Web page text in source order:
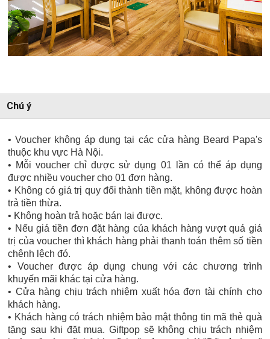
Chú ý
• Voucher không áp dụng tại các cửa hàng Beard Papa's
thuộc khu vực Hà Nội.
• Mỗi voucher chỉ được sử dụng 01 lần có thể áp dụng
được nhiều voucher cho 01 đơn hàng.
• Không có giá trị quy đổi thành tiền mặt, không được hoàn
trả tiền thừa.
• Không hoàn trả hoặc bán lại được.
• Nếu giá tiền đơn đặt hàng của khách hàng vượt quá giá
trị của voucher thì khách hàng phải thanh toán thêm số tiền
chênh lệch đó.
• Voucher được áp dụng chung với các chương trình
khuyến mãi khác tại cửa hàng.
• Cửa hàng chịu trách nhiệm xuất hóa đơn tài chính cho
khách hàng.
• Khách hàng có trách nhiệm bảo mật thông tin mã thẻ quà
tặng sau khi đặt mua. Giftpop sẽ không chịu trách nhiệm